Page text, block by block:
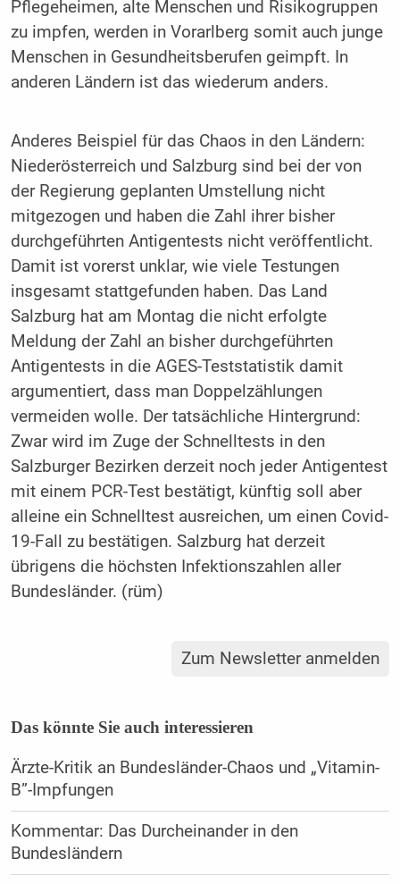
Pflegeheimen, alte Menschen und Risikogruppen
zu impfen, werden in Vorarlberg somit auch junge
Menschen in Gesundheitsberufen geimpft. In
anderen Ländern ist das wiederum anders.
Anderes Beispiel für das Chaos in den Ländern:
Niederösterreich und Salzburg sind bei der von
der Regierung geplanten Umstellung nicht
mitgezogen und haben die Zahl ihrer bisher
durchgeführten Antigentests nicht veröffentlicht.
Damit ist vorerst unklar, wie viele Testungen
insgesamt stattgefunden haben. Das Land
Salzburg hat am Montag die nicht erfolgte
Meldung der Zahl an bisher durchgeführten
Antigentests in die AGES-Teststatistik damit
argumentiert, dass man Doppelzählungen
vermeiden wolle. Der tatsächliche Hintergrund:
Zwar wird im Zuge der Schnelltests in den
Salzburger Bezirken derzeit noch jeder Antigentest
mit einem PCR-Test bestätigt, künftig soll aber
alleine ein Schnelltest ausreichen, um einen Covid-
19-Fall zu bestätigen. Salzburg hat derzeit
übrigens die höchsten Infektionszahlen aller
Bundesländer. (rüm)
Zum Newsletter anmelden
Das könnte Sie auch interessieren
Ärzte-Kritik an Bundesländer-Chaos und „Vitamin-
B”-Impfungen
Kommentar: Das Durcheinander in den
Bundesländern